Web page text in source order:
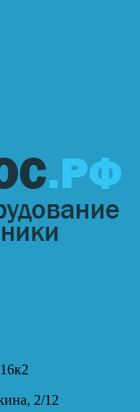
2/12